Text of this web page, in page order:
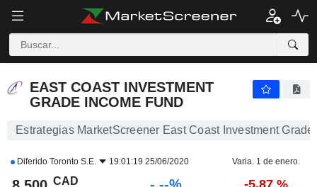
EAST COAST INVESTMENT GRADE INCOME FUND 8,500 $ -
EAST COAST INVESTMENT
GRADE INCOME FUND
Estrategias MarketScreener East Coast Investment
Diferido Toronto S.E. 19:01:19 25/06/2020 Varia. 1 de enero.
CAD -5,87 %